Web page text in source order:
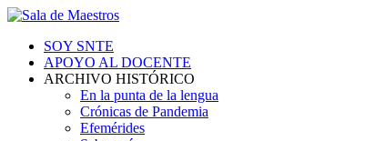
SOY SNTE
APOYO AL DOCENTE
ARCHIVO HISTÓRICO
En la punta de la lengua
Crónicas de Pandemia
Efemérides